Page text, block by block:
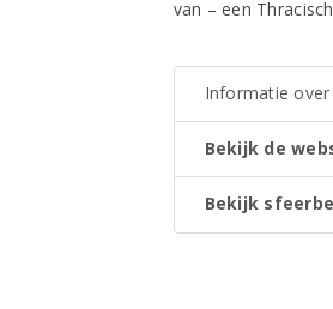
van – een
Informatie over
Bekijk de
Bekijk